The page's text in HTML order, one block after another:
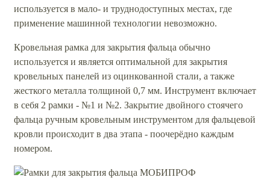
используется в мало- и труднодоступных местах, где
применение машинной технологии невозможно.
Кровельная рамка для закрытия фальца обычно
используется и является оптимальной для закрытия
кровельных панелей из оцинкованной стали, а также
жесткого металла толщиной 0,7 мм. Инструмент включает
в себя 2 рамки - №1 и №2. Закрытие двойного стоячего
фальца ручным кровельным инструментом для фальцевой
кровли происходит в два этапа - поочерёдно каждым
номером.